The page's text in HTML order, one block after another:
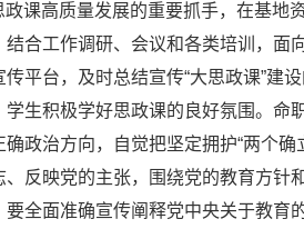
政课高质量发展的重要抓手，在基
合工作调研、会议和各类培训，面
平台，及时总结宣传“大思政课”建
生积极学好思政课的良好氛围。命
政治方向，自觉把坚定拥护“两个确
反映党的主张，围绕党的教育方针
全面准确宣传阐释党中央关于教育